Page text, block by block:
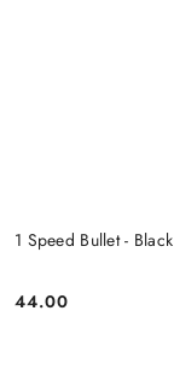
1 Speed Bullet - Black
Cena:
44.00